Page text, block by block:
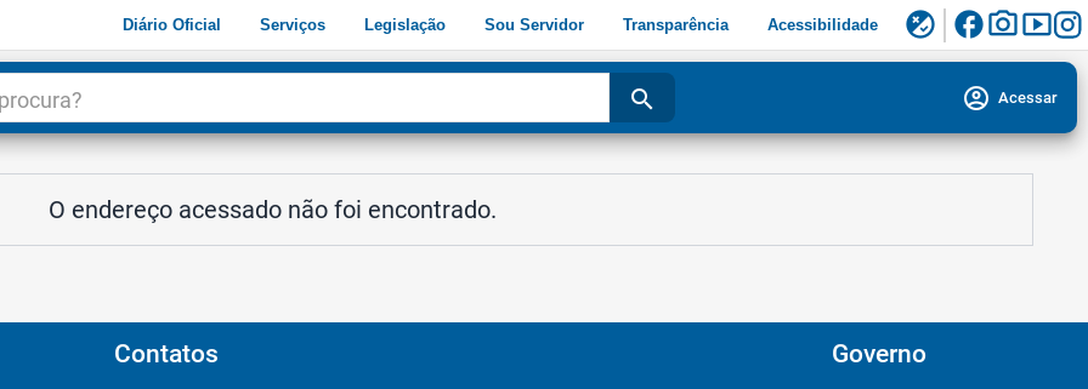
Diário Oficial Serviços Legislação Sou Servidor Transparência Acessibilidade flaky facebookphoto_camerasmart_display
search account_circle Acessar
O endereço acessado não foi encontrado.
Contatos Governo